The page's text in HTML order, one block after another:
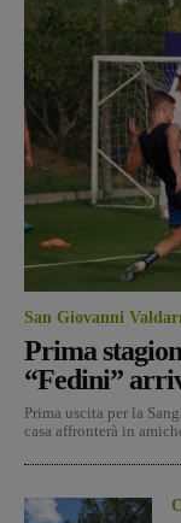
San Giovanni
Prima
“Fedini”
Prima uscita per la
casa affronterà in